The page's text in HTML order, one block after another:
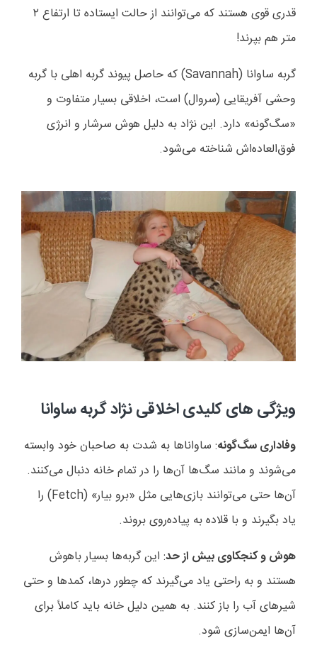
قدری قوی هستند که می‌توانند از حالت ایستاده تا ارتفاع ۲
متر هم بپرند!
گربه ساوانا (Savannah) که حاصل پیوند گربه اهلی با گربه
وحشی آفریقایی (سروال) است، اخلاقی بسیار متفاوت و
«سگ‌گونه» دارد. این نژاد به دلیل هوش سرشار و انرژی
فوق‌العاده‌اش شناخته می‌شود.
ویژگی های کلیدی اخلاقی نژاد گربه ساوانا
وفاداری سگ‌گونه: ساواناها به شدت به صاحبان خود وابسته
می‌شوند و مانند سگ‌ها آن‌ها را در تمام خانه دنبال می‌کنند.
آن‌ها حتی می‌توانند بازی‌هایی مثل «برو بیار» (Fetch) را
یاد بگیرند و با قلاده به پیاده‌روی بروند.
هوش و کنجکاوی بیش از حد: این گربه‌ها بسیار باهوش
هستند و به راحتی یاد می‌گیرند که چطور درها، کمدها و حتی
شیرهای آب را باز کنند. به همین دلیل خانه باید کاملاً برای
آن‌ها ایمن‌سازی شود.